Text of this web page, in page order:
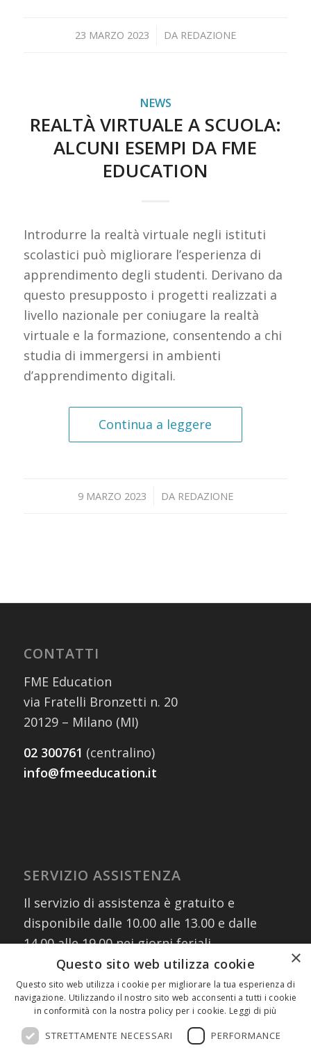
23 MARZO 2023
/ DA REDAZIONE
NEWS
REALTÀ VIRTUALE A SCUOLA:
ALCUNI ESEMPI DA FME
EDUCATION
Introdurre la realtà virtuale negli istituti
scolastici può migliorare l’esperienza di
apprendimento degli studenti. Derivano da
questo presupposto i progetti realizzati a
livello nazionale per coniugare la realtà
virtuale e la formazione, consentendo a chi
studia di immergersi in ambienti
d’apprendimento digitali.
Continua a leggere
9 MARZO 2023
/ DA REDAZIONE
CONTATTI
FME Education
via Fratelli Bronzetti n. 20
20129 – Milano (MI)
02 300761 (centralino)
info@fmeeducation.it
SERVIZIO ASSISTENZA
Il servizio di assistenza è gratuito e
disponibile dalle 10.00 alle 13.00 e dalle
14.00 alle 19.00 nei giorni feriali
contattando i numeri:
02 30076303
327 8882745(assistenza WhatsApp)
oppure scrivendo a:
info@fmeeducation.it
×
Questo sito web utilizza cookie
Questo sito web utilizza i cookie per migliorare la tua esperienza di
navigazione. Utilizzando il nostro sito web acconsenti a tutti i cookie
in conformità con la nostra policy per i cookie. Leggi di più
STRETTAMENTE NECESSARI PERFORMANCE